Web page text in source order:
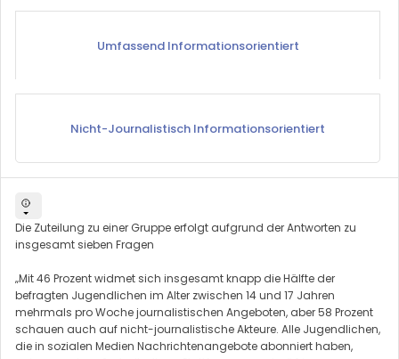
Umfassend Informationsorientiert
Nicht-Journalistisch Informationsorientiert
Die Zuteilung zu einer Gruppe erfolgt aufgrund der Antworten zu
insgesamt sieben Fragen
„Mit 46 Prozent widmet sich insgesamt knapp die Hälfte der
befragten Jugendlichen im Alter zwischen 14 und 17 Jahren
mehrmals pro Woche journalistischen Angeboten, aber 58 Prozent
schauen auch auf nicht-journalistische Akteure. Alle Jugendlichen,
die in sozialen Medien Nachrichtenangebote abonniert haben,